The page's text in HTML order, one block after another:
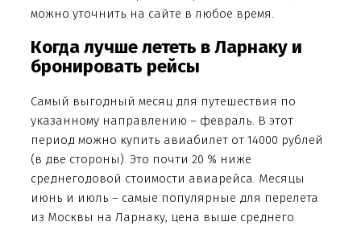
можно уточнить на сайте в любое время.
Когда лучше лететь в Ларнаку и
бронировать рейсы
Самый выгодный месяц для путешествия по
указанному направлению – февраль. В этот
период можно купить авиабилет от 14000 рублей
(в две стороны). Это почти 20 % ниже
среднегодовой стоимости авиарейса. Месяцы
июнь и июль – самые популярные для перелета
из Москвы на Ларнаку, цена выше среднего